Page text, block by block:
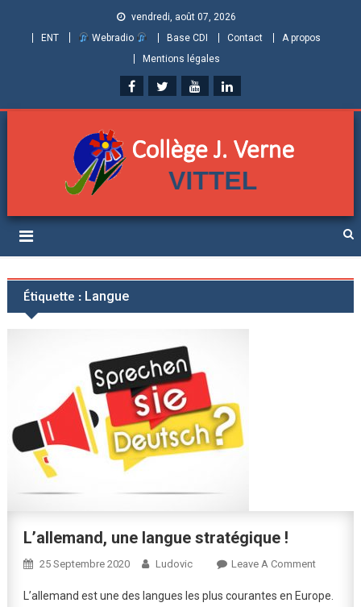
vendredi, août 07, 2026
ENT
Webradio Base CDI Contact
A propos
Mentions légales
Collège Jules Verne de
Vittel (Vosges)
Étiquette : Langue
L’allemand, une langue stratégique !
25 Septembre 2020 Ludovic Leave A CommentOn
Une
L’allemand est une des langues les plus courantes en Europe.